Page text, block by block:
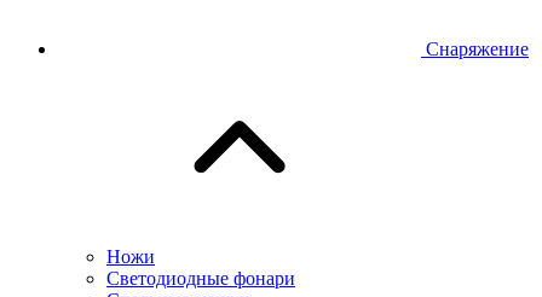
Снаряжение
Ножи
Светодиодные фонари